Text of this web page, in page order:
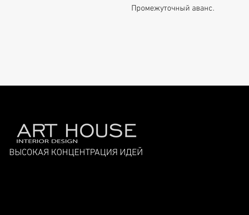
Промежуточный аванс.
ВЫСОКАЯ КОНЦЕНТРАЦИЯ ИДЕЙ